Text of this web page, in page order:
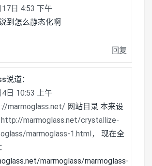
日 4:53 下午
到怎么静态化啊
回复
说道：
日 10:53 上午
marmoglass.net/ 网站目录 本来设
http://marmoglass.net/crystallize-
marmoglass-1.html，
现在全
marmoglass/marmoglass-